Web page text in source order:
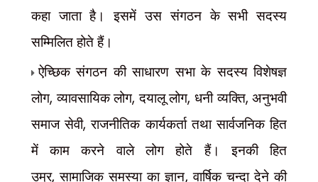
कहा जाता है। इसमें उस संगठन के सभी सदस्य
सम्मिलित होते हैं।
ऐच्छिक संगठन की साधारण सभा के सदस्य विशेषज्ञ
लोग,व्यावसायिक लोग,दयालू लोग, धनी व्यक्ति,अनुभवी
समाज सेवी,राजनीतिक कार्यकर्ता तथा सार्वजनिक हित
में काम करने वाले लोग होते हैं। इनकी हित
उम्र,सामाजिक समस्या का ज्ञान,वार्षिक चन्दा देने की